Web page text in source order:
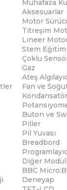
Muhafaza
Aksesuarlar
Motor
Titreşim
Lineer
Stem
Çoklu
Gaz
Ateş
Fan ve
Kondansatör
Buton ve
Piller
Pil Yuvası
Breadbord
Diğer
BBC
Deneyap